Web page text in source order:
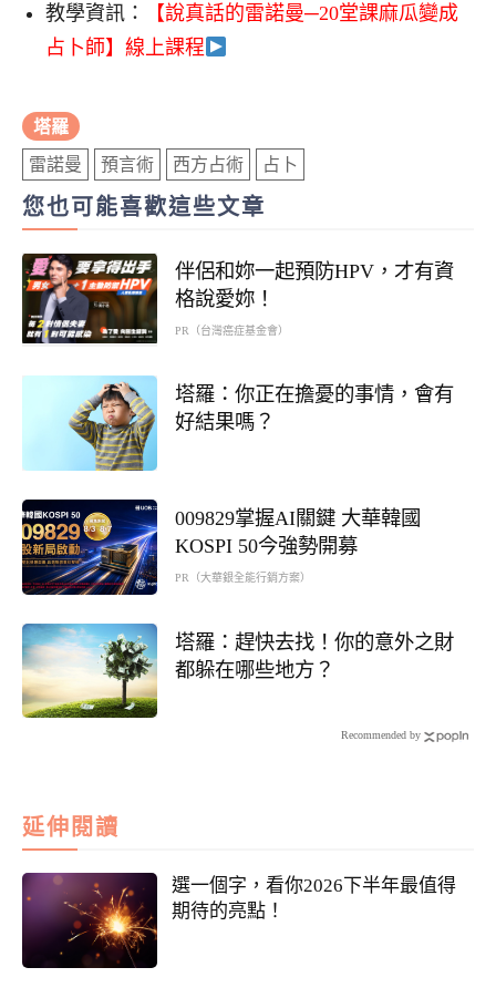
教學資訊：
【說真話的雷諾曼─20堂課麻瓜變成
占卜師】線上課程
塔羅
雷諾曼 預言術 西方占術 占卜
您也可能喜歡這些文章
伴侶和妳一起預防HPV，才有資
格說愛妳！
PR（台灣癌症基金會）
塔羅：你正在擔憂的事情，會有
好結果嗎？
009829掌握AI關鍵 大華韓國
KOSPI 50今強勢開募
PR（大華銀全能行銷方案）
塔羅：趕快去找！你的意外之財
都躲在哪些地方？
Recommended by
延伸閱讀
選一個字，看你2026下半年最值得
期待的亮點！